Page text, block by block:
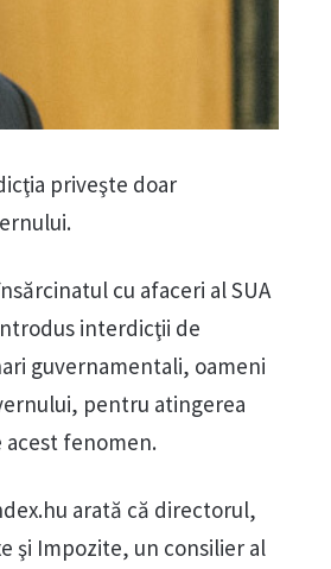
priveşte doar
cu afaceri al SUA
interdicţii de
guvernamentali, oameni
pentru atingerea
acest fenomen.
arată că directorul,
şi Impozite, un consilier al